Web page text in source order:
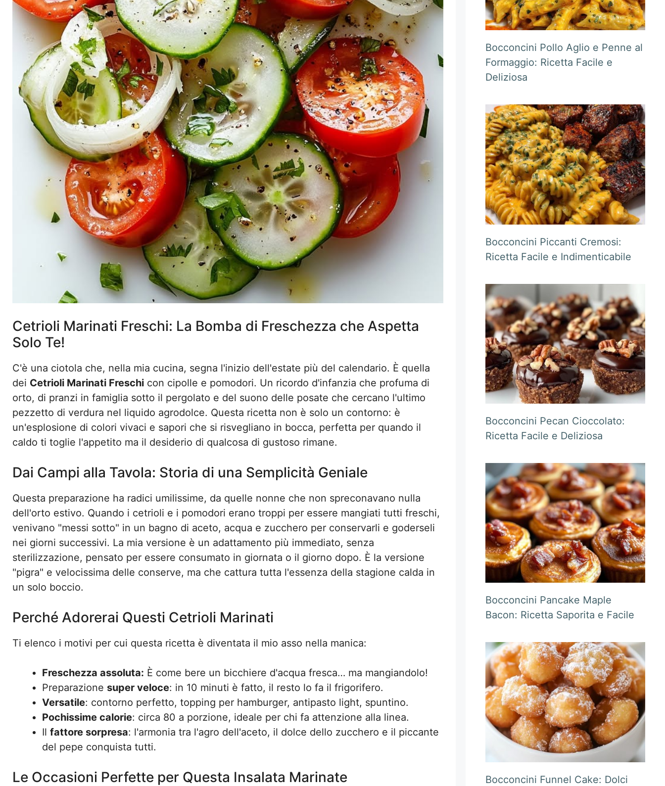
Cetrioli Marinati Freschi: La Bomba di Freschezza che Aspetta
Solo Te!
C'è una ciotola che, nella mia cucina, segna l'inizio dell'estate più del calendario. È quella
dei Cetrioli Marinati Freschi con cipolle e pomodori. Un ricordo d'infanzia che profuma di
orto, di pranzi in famiglia sotto il pergolato e del suono delle posate che cercano l'ultimo
pezzetto di verdura nel liquido agrodolce. Questa ricetta non è solo un contorno: è
un'esplosione di colori vivaci e sapori che si risvegliano in bocca, perfetta per quando il
caldo ti toglie l'appetito ma il desiderio di qualcosa di gustoso rimane.
Dai Campi alla Tavola: Storia di una Semplicità Geniale
Questa preparazione ha radici umilissime, da quelle nonne che non spreconavano nulla
dell'orto estivo. Quando i cetrioli e i pomodori erano troppi per essere mangiati tutti freschi,
venivano "messi sotto" in un bagno di aceto, acqua e zucchero per conservarli e goderseli
nei giorni successivi. La mia versione è un adattamento più immediato, senza
sterilizzazione, pensato per essere consumato in giornata o il giorno dopo. È la versione
"pigra" e velocissima delle conserve, ma che cattura tutta l'essenza della stagione calda in
un solo boccio.
Perché Adorerai Questi Cetrioli Marinati
Ti elenco i motivi per cui questa ricetta è diventata il mio asso nella manica:
Freschezza assoluta: È come bere un bicchiere d'acqua fresca… ma mangiandolo!
Preparazione super veloce: in 10 minuti è fatto, il resto lo fa il frigorifero.
Versatile: contorno perfetto, topping per hamburger, antipasto light, spuntino.
Pochissime calorie: circa 80 a porzione, ideale per chi fa attenzione alla linea.
Il fattore sorpresa: l'armonia tra l'agro dell'aceto, il dolce dello zucchero e il piccante
del pepe conquista tutti.
Le Occasioni Perfette per Questa Insalata Marinate
Bocconcini Pollo Aglio e Penne al
Formaggio: Ricetta Facile e
Deliziosa
Bocconcini Piccanti Cremosi:
Ricetta Facile e Indimenticabile
Bocconcini Pecan Cioccolato:
Ricetta Facile e Deliziosa
Bocconcini Pancake Maple
Bacon: Ricetta Saporita e Facile
Bocconcini Funnel Cake: Dolci